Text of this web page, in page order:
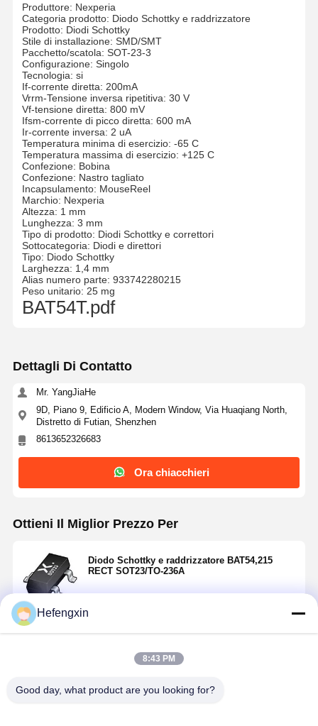
Produttore: Nexperia
Categoria prodotto: Diodo Schottky e raddrizzatore
Prodotto: Diodi Schottky
Stile di installazione: SMD/SMT
Pacchetto/scatola: SOT-23-3
Configurazione: Singolo
Tecnologia: si
If-corrente diretta: 200mA
Vrrm-Tensione inversa ripetitiva: 30 V
Vf-tensione diretta: 800 mV
Ifsm-corrente di picco diretta: 600 mA
Ir-corrente inversa: 2 uA
Temperatura minima di esercizio: -65 C
Temperatura massima di esercizio: +125 C
Confezione: Bobina
Confezione: Nastro tagliato
Incapsulamento: MouseReel
Marchio: Nexperia
Altezza: 1 mm
Lunghezza: 3 mm
Tipo di prodotto: Diodi Schottky e correttori
Sottocategoria: Diodi e direttori
Tipo: Diodo Schottky
Larghezza: 1,4 mm
Alias numero parte: 933742280215
Peso unitario: 25 mg
BAT54T.pdf
Dettagli Di Contatto
Mr. YangJiaHe
9D, Piano 9, Edificio A, Modern Window, Via Huaqiang North,
Distretto di Futian, Shenzhen
8613652326683
Ora chiacchieri
Ottieni Il Miglior Prezzo Per
Diodo Schottky e raddrizzatore BAT54,215
RECT SOT23/TO-236A
Continua
Hefengxin
8:43 PM
Good day, what product are you looking for?